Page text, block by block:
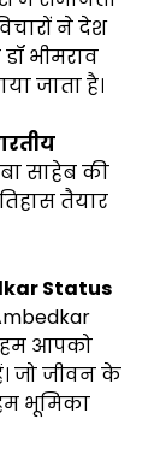
ने देश
भीमराव
जाता है।
साहेब की
तैयार
Status
हम आपको
जो जीवन के
भूमिका